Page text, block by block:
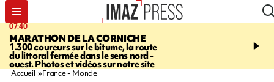
07:40
MARATHON DE LA CORNICHE
1.300 coureurs sur le bitume, la route
du littoral fermée dans le sens nord -
ouest. Photos et vidéos sur notre site
10:33
l’enfance - une
Accueil France - Monde